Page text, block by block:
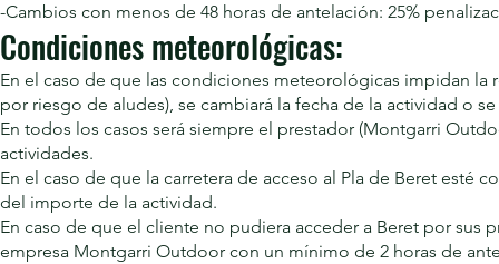
-Cambios con menos de 48 horas de antelación: 25%
Condiciones meteorológicas:
En el caso de que las condiciones meteorológicas impidan
por riesgo de aludes), se cambiará la fecha de la actividad o
En todos los casos será siempre el prestador (Montgarri
actividades.
En el caso de que la carretera de acceso al Pla de Beret esté
del importe de la actividad.
En caso de que el cliente no pudiera acceder a Beret por sus
empresa Montgarri Outdoor con un mínimo de 2 horas de